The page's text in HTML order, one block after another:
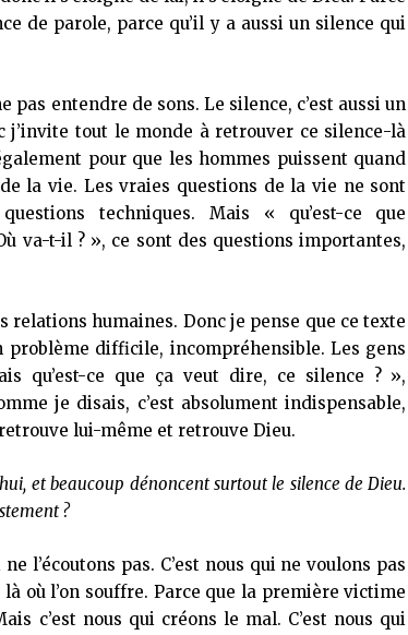
de parole, parce qu’il y a aussi un silence qui
pas entendre de sons. Le silence, c’est aussi un
j’invite tout le monde à retrouver ce silence-là
pour que les hommes puissent quand
la vie. Les vraies questions de la vie ne sont
techniques. Mais « qu’est-ce que
va-t-il ? », ce sont des questions importantes,
humaines. Donc je pense que ce texte
problème difficile, incompréhensible. Les gens
qu’est-ce que ça veut dire, ce silence ? »,
je disais, c’est absolument indispensable,
lui-même et retrouve Dieu.
et beaucoup dénoncent surtout le silence de Dieu.
?
l’écoutons pas. C’est nous qui ne voulons pas
où l’on souffre. Parce que la première victime
c’est nous qui créons le mal. C’est nous qui